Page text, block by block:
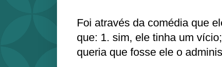
Foi através da comédia que
que: 1. sim, ele tinha um
queria que fosse ele o